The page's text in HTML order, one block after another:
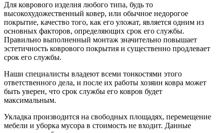
Для коврового изделия любого типа, будь то
высокохудожественный ковер, или обычное недорогое
покрытие, качество того, как его уложат, является одним из
основных факторов, определяющих срок его службы.
Правильно выполненный монтаж значительно повышает
эстетичность коврового покрытия и существенно продлевает
срок его службы.
Наши специалисты владеют всеми тонкостями этого
ответственного дела, и после их работы хозяин ковра может
быть уверен, что срок службы его ковров будет
максимальным.
Укладка производится на свободных площадях, перемещение
мебели и уборка мусора в стоимость не входит. Данные